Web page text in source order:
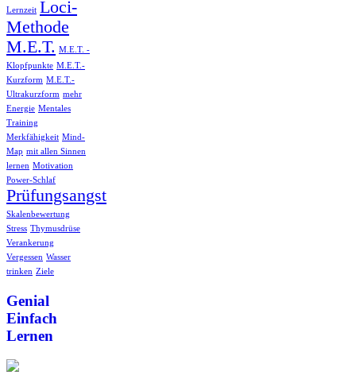
Lernzeit Loci-
Methode
M.E.T. M.E.T. -
Klopfpunkte M.E.T.-
Kurzform M.E.T.-
Ultrakurzform mehr
Energie Mentales
Training
Merkfähigkeit Mind-
Map mit allen Sinnen
lernen Motivation
Power-Schlaf
Prüfungsangst
Skalenbewertung
Stress Thymusdrüse
Verankerung
Vergessen Wasser
trinken Ziele
Genial
Einfach
Lernen